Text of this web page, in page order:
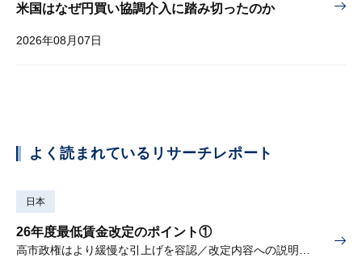
米国はなぜ円買い協調介入に踏み切ったのか
2026年08月07日
よく読まれているリサーチレポート
日本
26年度最低賃金改定のポイント①
高市政権はより緩慢な引上げを容認／改定内容への説明責任が焦点